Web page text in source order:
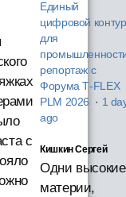
с
Единый
цифровой контур
для
репортаж с
Форума T‑FLEX
PLM 2026 · 1
ago
Кишкин Сергей
Одни высокие
материи,